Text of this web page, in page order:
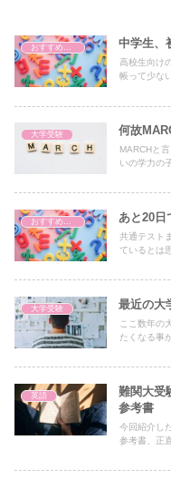
おすすめ問題集紹介 中学生、
高校生向け
帳って少な
大学受験 何故
MARCHと
いの学力の
おすすめ問題集紹介 あと20日
共通テスト
ているとは
大学受験 最近の大
ここ数年の
たくなる事
英語
難関大受
参考書
今回紹介し
参考書、正